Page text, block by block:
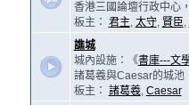
香港三國論壇行政中心
板主： 君主, 太守, 賢臣,
譙城
城內設施：《書庫---文
諸葛羲與Caesar的城池
板主： 諸葛羲, Caesar